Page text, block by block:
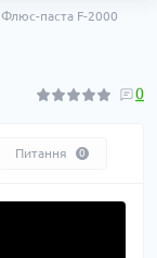
Флюс-паста F-2000
0
Питання 0